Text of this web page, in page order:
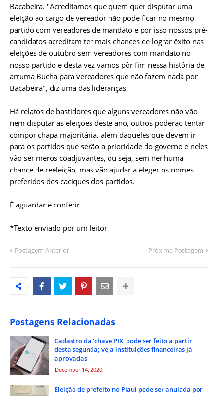
Bacabeira. "Acreditamos que quem quer disputar uma
eleição ao cargo de vereador não pode ficar no mesmo
partido com vereadores de mandato e por isso nossos pré-
candidatos acreditam ter mais chances de lograr êxito nas
eleições de outubro sem vereadores com mandato no
nosso partido e desta vez vamos pôr fim nessa história de
arruma Bucha para vereadores que não fazem nada por
Bacabeira", diz uma das lideranças.
Há relatos de bastidores que alguns vereadores não vão
nem disputar as eleições deste ano, outros poderão tentar
compor chapa majoritária, além daqueles que devem ir
para os partidos que serão a prioridade do governo e neles
vão ser meros coadjuvantes, ou seja, sem nenhuma
chance de reeleição, mas vão ajudar a eleger os nomes
preferidos dos caciques dos partidos.
É aguardar e conferir.
*Texto enviado por um leitor
Postagem Anterior Próxima Postagem
Postagens Relacionadas
Cadastro da 'chave PIX' pode ser feito a partir
desta segunda; veja instituições financeiras já
aprovadas
December 14, 2020
Eleição de prefeito no Piauí pode ser anulada por